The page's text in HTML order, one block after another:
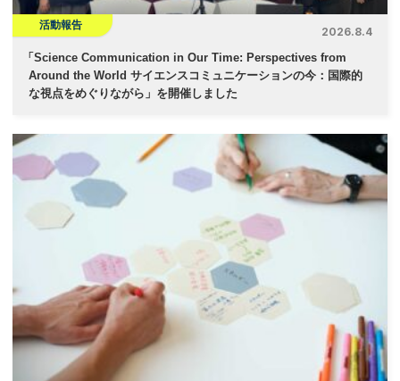
活動報告
2026.8.4
「Science Communication in Our Time: Perspectives from
Around the World サイエンスコミュニケーションの今：国際的
な視点をめぐりながら」を開催しました